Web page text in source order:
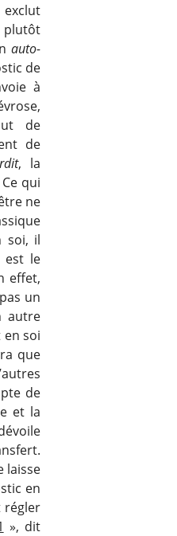
exclut
plutôt
auto-
de
à
de
de
, la
qui
ne
soi, il
est le
effet,
un
autre
en soi
que
de
et la
laisse
en
régler
», dit